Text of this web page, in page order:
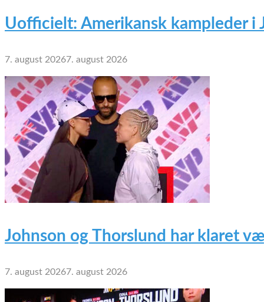
Uofficielt: Amerikansk kampleder i
7. august 20267. august 2026
Johnson og Thorslund har klaret
7. august 20267. august 2026